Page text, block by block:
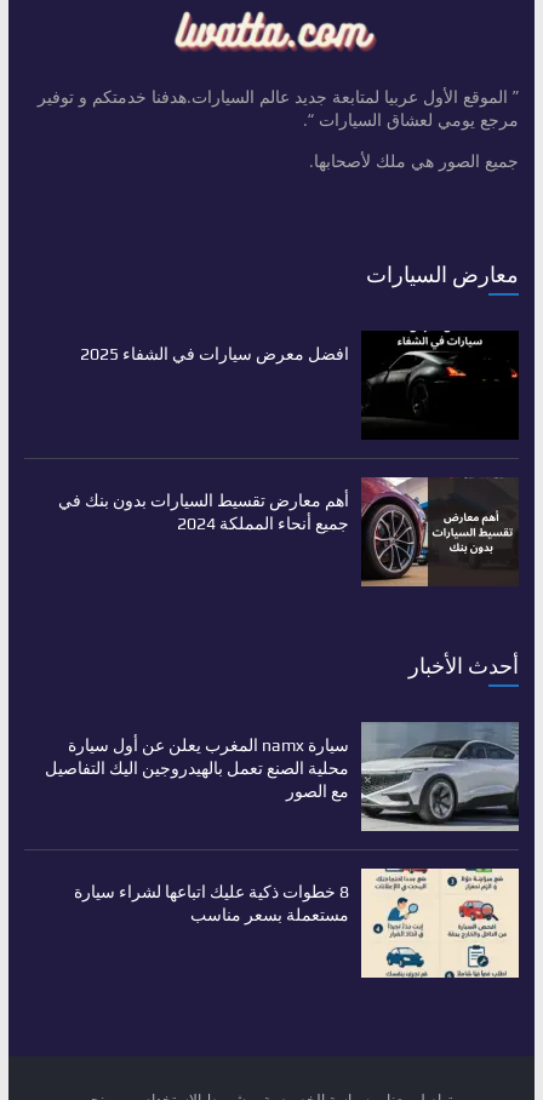
” الموقع الأول عربيا لمتابعة جديد عالم السيارات.هدفنا خدمتكم و توفير
مرجع يومي لعشاق السيارات “.
جميع الصور هي ملك لأصحابها.
معارض السيارات
افضل معرض سيارات في الشفاء 2025
أهم معارض تقسيط السيارات بدون بنك في
جميع أنحاء المملكة 2024
أحدث الأخبار
سيارة namx المغرب يعلن عن أول سيارة
محلية الصنع تعمل بالهيدروجين اليك التفاصيل
مع الصور
8 خطوات ذكية عليك اتباعها لشراء سيارة
مستعملة بسعر مناسب